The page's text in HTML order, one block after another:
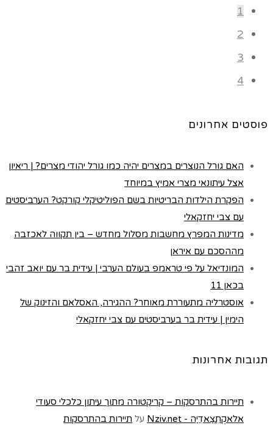
1
2
3
4
פוסטים אחרונים
האם גורל הנוצרים במצרים יהיה כמו גורל יהודי מצרים? | ריאיון
אצל עיתונאי מצרי אמיץ במיוחד
הפקרת הילדות הבריטיות בשם הפוליטיקלי קורקט? הערביסטים
עם צבי יחזקאלי
מדינות המפרץ מחשבות מסלול מחדש – בין תקווה לאכזבה
מההסכם עם איראן
המונדיאל על פי טראמפ בעולם הערבי | עידית בר עם יואב זהבי
בכאן 11
אוסטרליה מתעוררת מאוחר? ההגירה, האסלאם והזינוק של
הימין | עידית בר בערביסטים עם צבי יחזקאלי
תגובות אחרונות
תיירות בהתרסקות – קריקטורה מתוך עיתון כלכלי סעודי
אלאקְתִצַאדִיַה - Nziv.net
על תיירות בהתרסקות